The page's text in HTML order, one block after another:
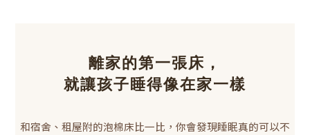
離家的第一張床，
就讓孩子睡得像在家一樣
和宿舍、租屋附的泡棉床比一比，你會發現睡眠真的可以不